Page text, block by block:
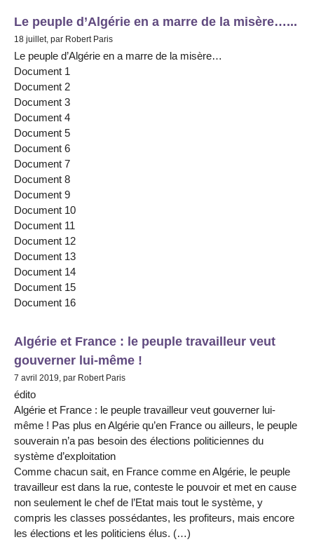
Le peuple d’Algérie en a marre de la misère…...
18 juillet, par Robert Paris
Le peuple d’Algérie en a marre de la misère…
Document 1
Document 2
Document 3
Document 4
Document 5
Document 6
Document 7
Document 8
Document 9
Document 10
Document 11
Document 12
Document 13
Document 14
Document 15
Document 16
Algérie et France : le peuple travailleur veut
gouverner lui-même !
7 avril 2019, par Robert Paris
édito
Algérie et France : le peuple travailleur veut gouverner lui-
même ! Pas plus en Algérie qu’en France ou ailleurs, le peuple
souverain n’a pas besoin des élections politiciennes du
système d’exploitation
Comme chacun sait, en France comme en Algérie, le peuple
travailleur est dans la rue, conteste le pouvoir et met en cause
non seulement le chef de l’Etat mais tout le système, y
compris les classes possédantes, les profiteurs, mais encore
les élections et les politiciens élus. (…)